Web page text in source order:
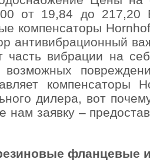
от 19,84 до 217,20
компенсаторы
антивибрационный
часть вибрации на
возможных
компенсаторы
дилера, вот
нам заявку –
фланцевые